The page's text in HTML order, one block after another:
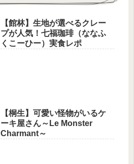
【館林】生地が選べるクレー
プが人気！七福珈琲（ななふ
くこーひー）実食レポ
【桐生】可愛い怪物がいるケ
ーキ屋さん～Le Monster
Charmant～